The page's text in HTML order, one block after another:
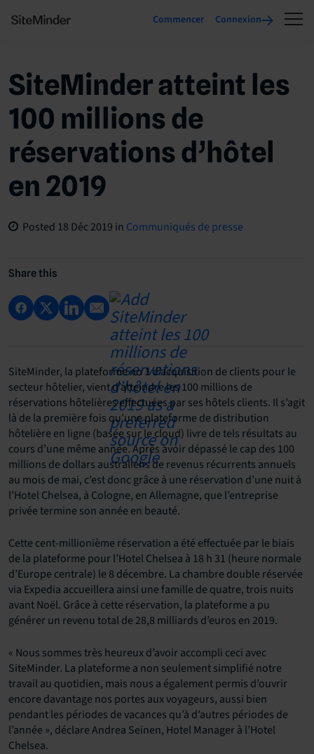
Commencer Connexion
SiteMinder atteint les
100 millions de
réservations d’hôtel
en 2019
Posted 18 Déc 2019 in Communiqués de presse
Share this
SiteMinder, la plateforme no 1 d’acquisition de clients pour le
secteur hôtelier, vient d’atteindre les 100 millions de
réservations hôtelières effectuées par ses hôtels clients. Il s’agit
là de la première fois qu’une plateforme de distribution
hôtelière en ligne (basée sur le cloud) livre de tels résultats au
cours d’une même année. Après avoir dépassé le cap des 100
millions de dollars australiens de revenus récurrents annuels
au mois de mai, c’est donc grâce à une réservation d’une nuit à
l’Hotel Chelsea, à Cologne, en Allemagne, que l’entreprise
privée termine son année en beauté.
Cette cent-millionième réservation a été effectuée par le biais
de la plateforme pour l’Hotel Chelsea à 18 h 31 (heure normale
d’Europe centrale) le 8 décembre. La chambre double réservée
via Expedia accueillera ainsi une famille de quatre, trois nuits
avant Noël. Grâce à cette réservation, la plateforme a pu
générer un revenu total de 28,8 milliards d’euros en 2019.
« Nous sommes très heureux d’avoir accompli ceci avec
SiteMinder. La plateforme a non seulement simplifié notre
travail au quotidien, mais nous a également permis d’ouvrir
encore davantage nos portes aux voyageurs, aussi bien
pendant les périodes de vacances qu’à d’autres périodes de
l’année », déclare Andrea Seinen, Hotel Manager à l’Hotel
Chelsea.